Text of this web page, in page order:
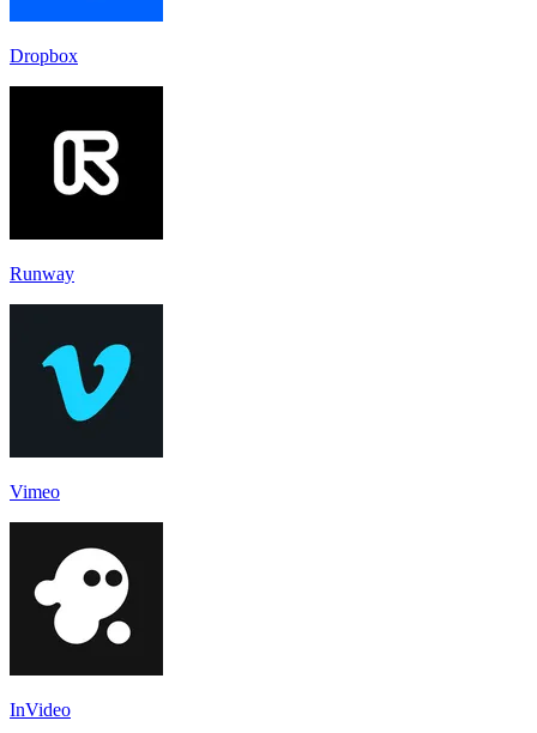
Dropbox
Runway
Vimeo
InVideo